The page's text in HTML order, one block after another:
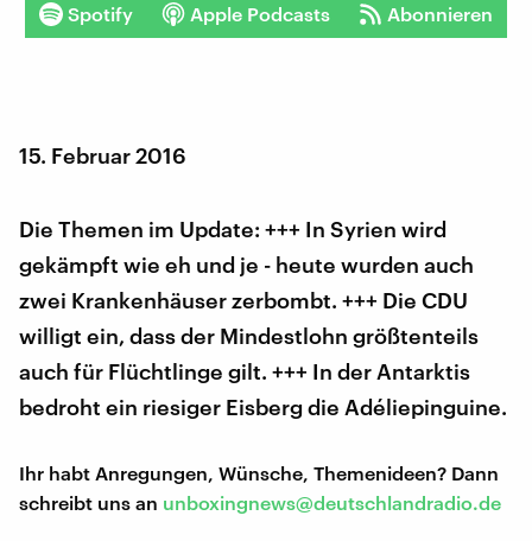
Spotify Apple Podcasts Abonnieren
15. Februar 2016
Die Themen im Update: +++ In Syrien wird
gekämpft wie eh und je - heute wurden auch
zwei Krankenhäuser zerbombt. +++ Die CDU
willigt ein, dass der Mindestlohn größtenteils
auch für Flüchtlinge gilt. +++ In der Antarktis
bedroht ein riesiger Eisberg die Adéliepinguine.
Ihr habt Anregungen, Wünsche, Themenideen? Dann
schreibt uns an unboxingnews@deutschlandradio.de